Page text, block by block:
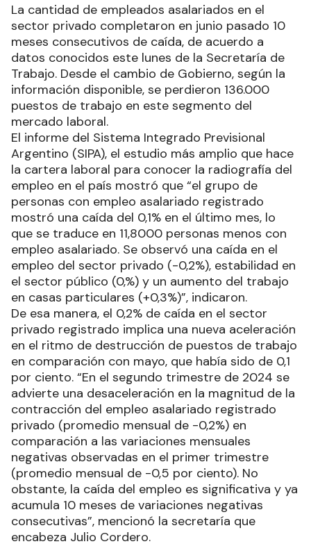
La cantidad de empleados asalariados en el
sector privado completaron en junio pasado 10
meses consecutivos de caída, de acuerdo a
datos conocidos este lunes de la Secretaría de
Trabajo. Desde el cambio de Gobierno, según la
información disponible, se perdieron 136.000
puestos de trabajo en este segmento del
mercado laboral.
El informe del Sistema Integrado Previsional
Argentino (SIPA), el estudio más amplio que hace
la cartera laboral para conocer la radiografía del
empleo en el país mostró que “el grupo de
personas con empleo asalariado registrado
mostró una caída del 0,1% en el último mes, lo
que se traduce en 11,8000 personas menos con
empleo asalariado. Se observó una caída en el
empleo del sector privado (-0,2%), estabilidad en
el sector público (0,%) y un aumento del trabajo
en casas particulares (+0,3%)”, indicaron.
De esa manera, el 0,2% de caída en el sector
privado registrado implica una nueva aceleración
en el ritmo de destrucción de puestos de trabajo
en comparación con mayo, que había sido de 0,1
por ciento. “En el segundo trimestre de 2024 se
advierte una desaceleración en la magnitud de la
contracción del empleo asalariado registrado
privado (promedio mensual de -0,2%) en
comparación a las variaciones mensuales
negativas observadas en el primer trimestre
(promedio mensual de -0,5 por ciento). No
obstante, la caída del empleo es significativa y ya
acumula 10 meses de variaciones negativas
consecutivas”, mencionó la secretaría que
encabeza Julio Cordero.